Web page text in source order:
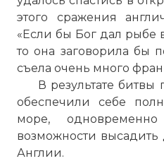
этого сражения
«Если бы Бог дал рыбе
то она заговорила бы
съела очень много
В результате
обеспечили себе
море,
возможности высадить
Англии.